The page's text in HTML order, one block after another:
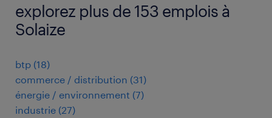
explorez plus de 153 emplois à
Solaize
btp (18)
commerce / distribution (31)
énergie / environnement (7)
industrie (27)